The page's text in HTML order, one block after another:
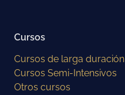
Cursos
Cursos de larga duración
Cursos Semi-Intensivos
Otros cursos